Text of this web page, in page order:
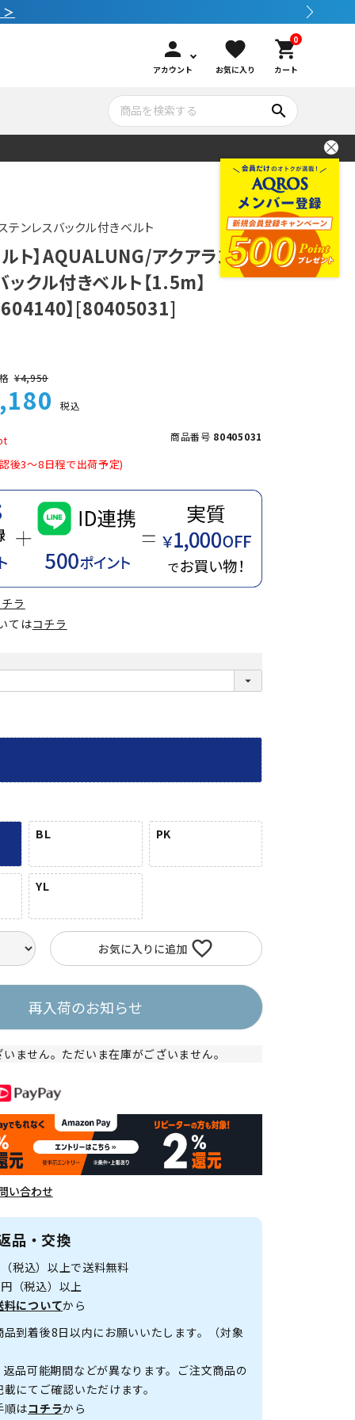
person
アカウント
favorite
お気に入り
0
shopping_cart
カート
水中カメラ機材
メンテナンサービス・交換用パーツ
ブランド紹介
コンセプト
search
テンレスバックル付きベルト
ルト】AQUALUNG/アクアラング
クル付きベルト【1.5m】
】[80405031]
¥4,950
税込
商品番号 80405031
後3～8日程で出荷予定)
ラ
てはコチラ
BL PK
YL
お気に入りに追加
再入荷のお知らせ
ません。ただいま在庫がございません。
い合わせ
品・交換
税込）以上で送料無料
（税込）以上
料についてから
品到着後8日以内にお願いいたします。（対象
品可能期間などが異なります。ご注文商品の
にてご確認いただけます。
順はコチラから